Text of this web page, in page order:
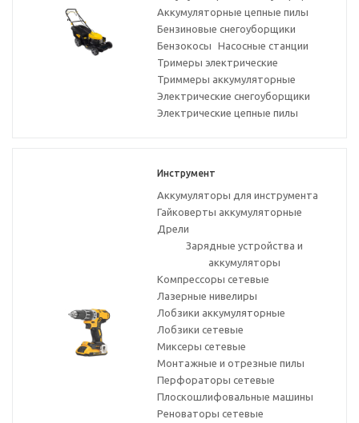
Аккумуляторные цепные пилы
Бензиновые снегоуборщики
Бензокосы
Насосные станции
Тримеры электрические
Триммеры аккумуляторные
Электрические снегоуборщики
Электрические цепные пилы
Инструмент
Аккумуляторы для инструмента
Гайковерты аккумуляторные
Дрели
Зарядные устройства и
аккумуляторы
Компрессоры сетевые
Лазерные нивелиры
Лобзики аккумуляторные
Лобзики сетевые
Миксеры сетевые
Монтажные и отрезные пилы
Перфораторы сетевые
Плоскошлифовальные машины
Реноваторы сетевые